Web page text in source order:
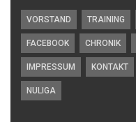
VORSTAND TRAINING
FACEBOOK CHRONIK
IMPRESSUM KONTAKT
NULIGA